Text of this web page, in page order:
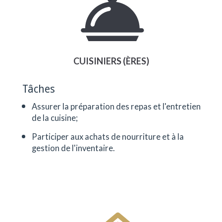
CUISINIERS (ÈRES)
Tâches
Assurer la préparation des repas et l'entretien
de la cuisine;
Participer aux achats de nourriture et à la
gestion de l'inventaire.